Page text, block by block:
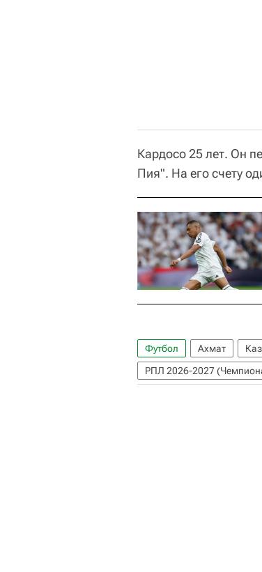
Кардосо 25 лет. Он
Пия". На его счету
Футбол Ахмат
РПЛ 2026-2027